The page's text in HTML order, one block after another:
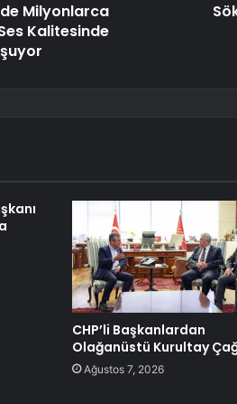
Milyonlarca
Kalitesinde
CHP’li Başkanlardan
Olağanüstü Kurultay
Ağustos 7, 2026